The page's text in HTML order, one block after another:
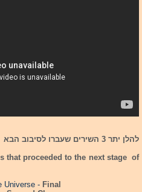
להלן יתר 3 השירים שעברו לסיבוב הבא לאחר סיבוב ההופעות השני:
that proceeded to the next stage of
Universe - Final